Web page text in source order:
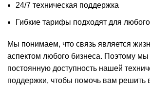
24/7 техническая поддержка
Гибкие тарифы подходят для
Мы понимаем, что связь является
аспектом любого бизнеса. Поэтому
постоянную доступность нашей
поддержки, чтобы помочь вам решить